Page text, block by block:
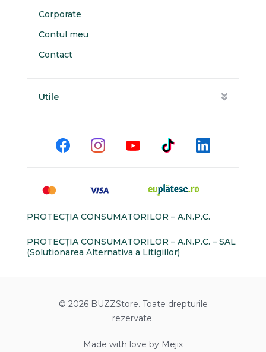
Corporate
Contul meu
Contact
Utile
PROTECŢIA CONSUMATORILOR – A.N.P.C.
PROTECŢIA CONSUMATORILOR – A.N.P.C. – SAL
(Solutionarea Alternativa a Litigiilor)
© 2026 BUZZStore. Toate drepturile
rezervate.
Made with love by Mejix